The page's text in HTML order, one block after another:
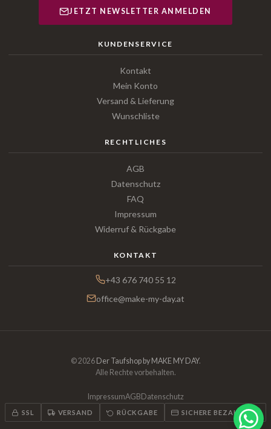
JETZT NEWSLETTER ANMELDEN
KUNDENSERVICE
Kontakt
Mein Konto
Versand & Lieferung
Wunschliste
RECHTLICHES
AGB
Datenschutz
FAQ
Impressum
Widerruf & Rückgabe
KONTAKT
+43 676 740 55 12
office@make-my-day.at
© 2026 Der Taufshop by MAKE MY DAY.
Alle Rechte vorbehalten.
ImpressumAGB Datenschutz
SSL VERSAND RÜCKGABE SICHERE BEZAHLUNG